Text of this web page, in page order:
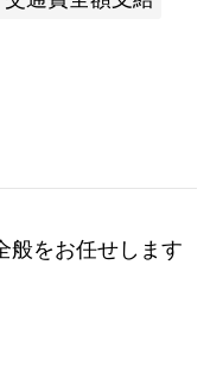
をお任せします